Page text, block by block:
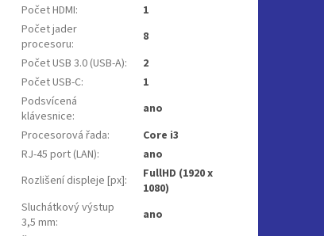
Počet HDMI:
1
Počet jader
procesoru:
8
Počet USB 3.0 (USB-A):
2
Počet USB-C:
1
Podsvícená
klávesnice:
ano
Procesorová řada:
Core i3
RJ-45 port (LAN):
ano
Rozlišení displeje [px]:
FullHD (1920 x
1080)
Sluchátkový výstup
3,5 mm:
ano